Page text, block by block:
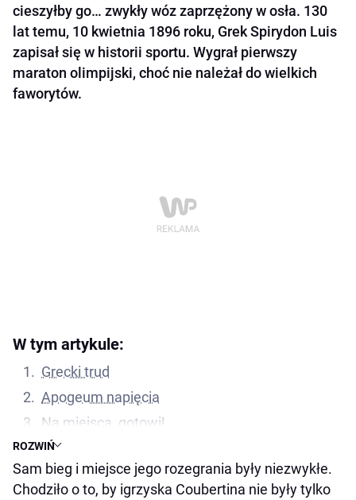
cieszyłby go… zwykły wóz zaprzężony w osła. 130
lat temu, 10 kwietnia 1896 roku, Grek Spirydon Luis
zapisał się w historii sportu. Wygrał pierwszy
maraton olimpijski, choć nie należał do wielkich
faworytów.
W tym artykule:
ROZWIŃ
Grecki trud
Apogeum napięcia
Na miejsca, gotowi!
„Grecya zwyciężyła!”
Dwie chwile w życiu
Sam bieg i miejsce jego rozegrania były niezwykłe.
Chodziło o to, by igrzyska Coubertina nie były tylko